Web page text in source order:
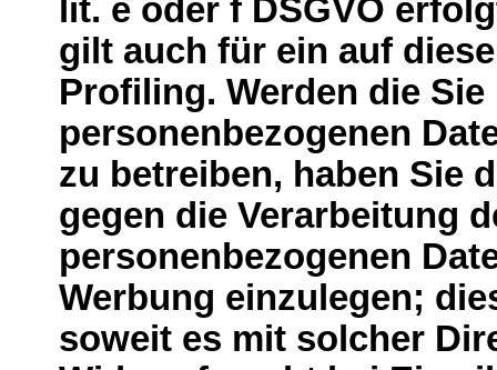
lit. e oder f DSGVO
gilt auch für ein auf
Profiling. Werden die
personenbezogenen
zu betreiben, haben Sie
gegen die Verarbeitung
personenbezogenen
Werbung einzulegen;
soweit es mit solcher